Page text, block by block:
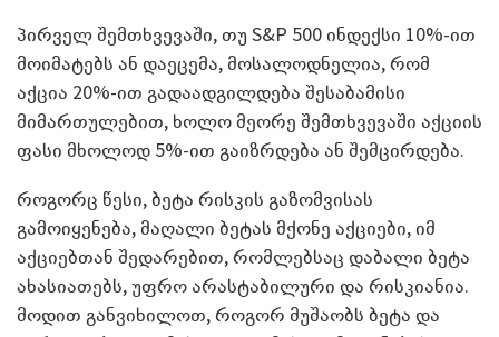
პირველ შემთხვევაში, თუ S&P 500 ინდექსი 10%-ით
მოიმატებს ან დაეცემა, მოსალოდნელია, რომ
აქცია 20%-ით გადაადგილდება შესაბამისი
მიმართულებით, ხოლო მეორე შემთხვევაში აქციის
ფასი მხოლოდ 5%-ით გაიზრდება ან შემცირდება.
როგორც წესი, ბეტა რისკის გაზომვისას
გამოიყენება, მაღალი ბეტას მქონე აქციები, იმ
აქციებთან შედარებით, რომლებსაც დაბალი ბეტა
ახასიათებს, უფრო არასტაბილური და რისკიანია.
მოდით განვიხილოთ, როგორ მუშაობს ბეტა და